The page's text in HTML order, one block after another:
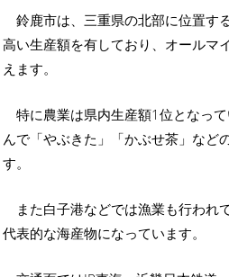
鈴鹿市は、三重県の北部に位置す
高い生産額を有しており、オールマ
えます。
特に農業は県内生産額1位となっ
んで「やぶきた」「かぶせ茶」など
す。
また白子港などでは漁業も行われ
代表的な海産物になっています。